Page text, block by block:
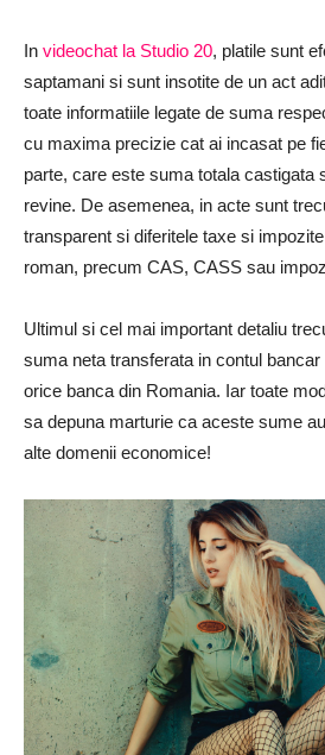
In videochat la Studio 20, platile sunt
saptamani si sunt insotite de un act
toate informatiile legate de suma
cu maxima precizie cat ai incasat pe
parte, care este suma totala castigata
revine. De asemenea, in acte sunt
transparent si diferitele taxe si
roman, precum CAS, CASS sau
Ultimul si cel mai important detaliu
suma neta transferata in contul
orice banca din Romania. Iar toate
sa depuna marturie ca aceste sume
alte domenii economice!